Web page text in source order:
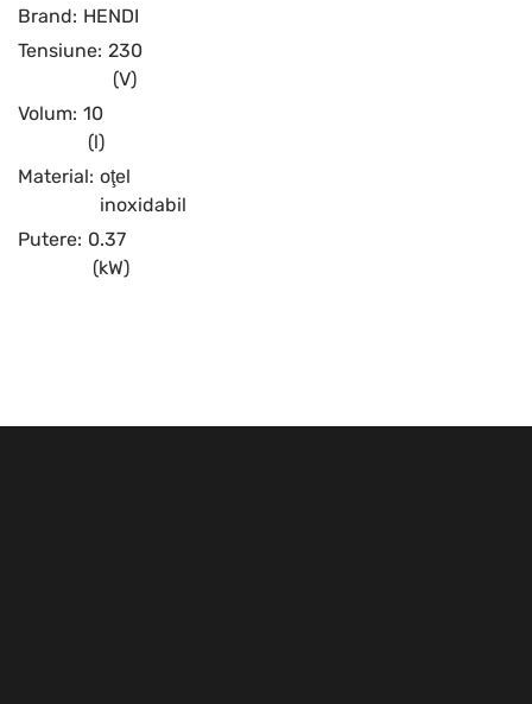
Brand: HENDI
Tensiune: 230
(V)
Volum: 10
(l)
Material: oţel
inoxidabil
Putere: 0.37
(kW)